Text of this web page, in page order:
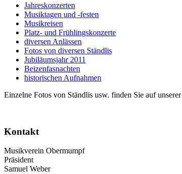
Jahreskonzerten
Musiktagen und -festen
Musikreisen
Platz- und Frühlingskonzerte
diversen Anlässen
Fotos von diversen Ständlis
Jubiläumsjahr 2011
Beizenfasnachten
historischen Aufnahmen
Einzelne Fotos von Ständlis usw. finden Sie auf unserer
Kontakt
Musikverein Obermumpf
Präsident
Samuel Weber